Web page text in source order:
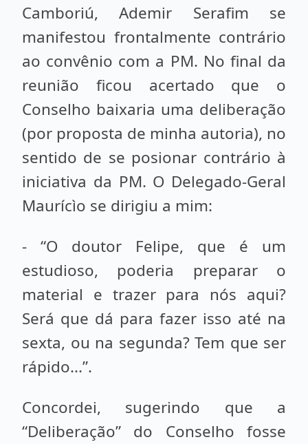
Camboriú, Ademir Serafim se
manifestou frontalmente contrário
ao convênio com a PM. No final da
reunião ficou acertado que o
Conselho baixaria uma deliberação
(por proposta de minha autoria), no
sentido de se posionar contrário à
iniciativa da PM. O Delegado-Geral
Maurícìo se dirigiu a mim:
- “O doutor Felipe, que é um
estudioso, poderia preparar o
material e trazer para nós aqui?
Será que dá para fazer isso até na
sexta, ou na segunda? Tem que ser
rápido...”.
Concordei, sugerindo que a
“Deliberação” do Conselho fosse